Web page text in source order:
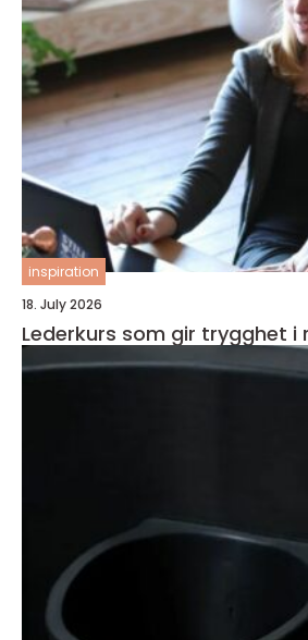
inspiration
18. July 2026
Lederkurs som gir trygghet i